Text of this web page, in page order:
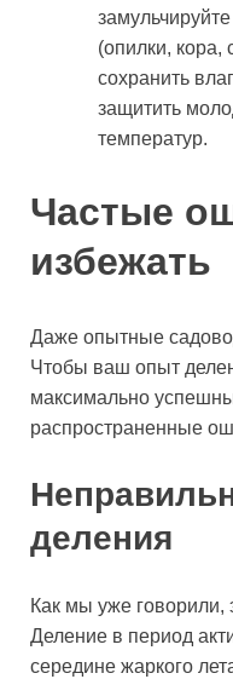
(опилки, кора,
сохранить
защитить
температур.
Частые
избежать
Даже опытные
Чтобы ваш опыт
максимально
распространенные
деления
Как мы уже говорили,
Деление в период
середине жаркого